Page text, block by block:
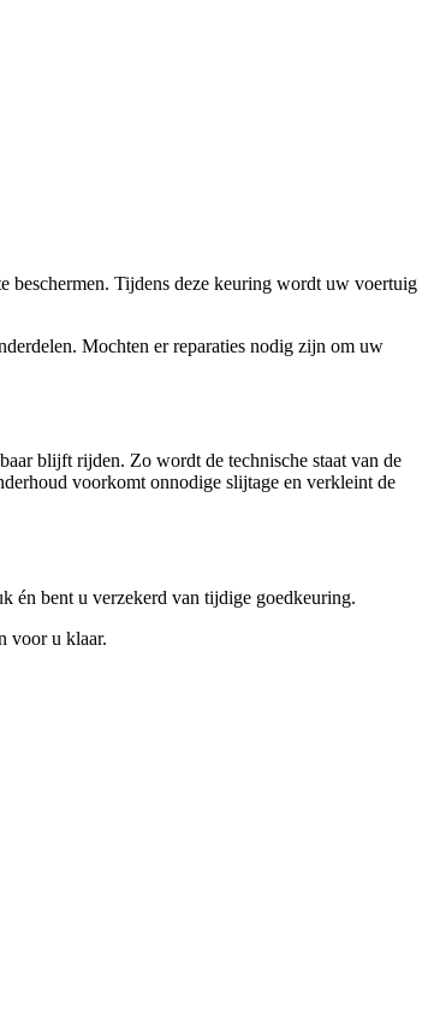
Tijdens deze keuring wordt uw voertuig
Mochten er reparaties nodig zijn om uw
blijft rijden. Zo wordt de technische staat van de
voorkomt onnodige slijtage en verkleint de
én bent u verzekerd van tijdige goedkeuring.
voor u klaar.